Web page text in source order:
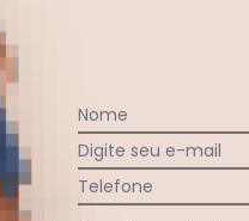
Nome
Digite seu e-mail
Telefone